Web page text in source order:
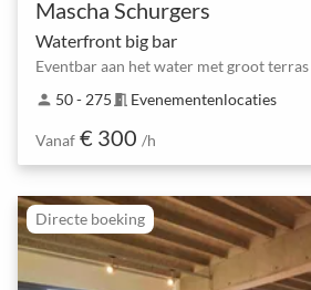
Mascha Schurgers
Waterfront big bar
person 50 - 275 meeting_room Evenementenlocaties
Vanaf € 300 /h
Directe boeking